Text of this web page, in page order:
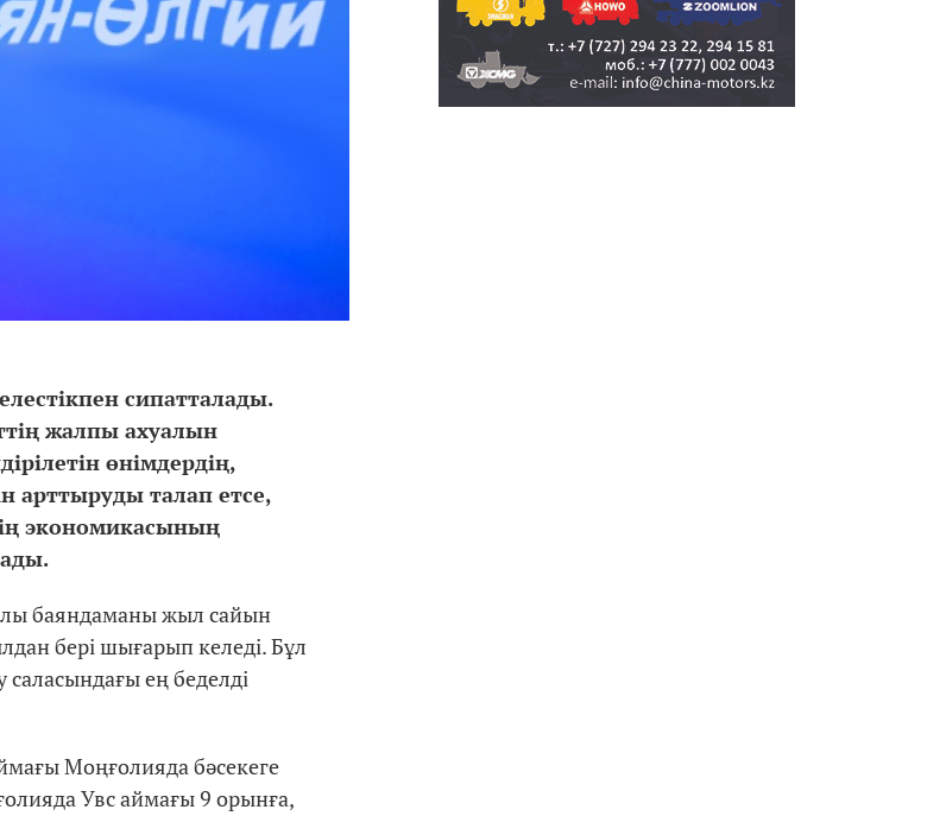
сипатталады.
жалпы ахуалын
өнімдердің,
арттыруды талап етсе,
экономикасының
баяндаманы жыл сайын
бері шығарып келеді. Бұл
саласындағы ең беделді
Моңғолияда бәсекеге
Увс аймағы 9 орынға,